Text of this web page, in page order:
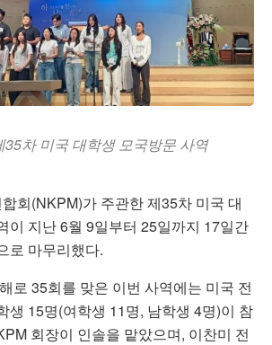
35차 미국 대학생 모국방문 사역
회(NKPM)가 주관한 제35차 미국 대
이 지난 6월 9일부터 25일까지 17일간
로 마무리했다.
로 35회를 맞은 이번 사역에는 미국 전
생 15명(여학생 11명, 남학생 4명)이 참
회장이 인솔을 맡았으며, 이찬미 전